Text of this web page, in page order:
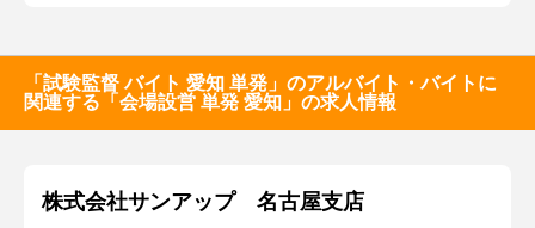
「試験監督 バイト 愛知 単発」のアルバイト・バイトに
関連する「会場設営 単発 愛知」の求人情報
株式会社サンアップ 名古屋支店